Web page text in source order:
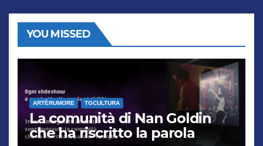
YOU MISSED
ARTÈRUMORE TGCULTURA
La comunità di Nan Goldin
che ha riscritto la parola